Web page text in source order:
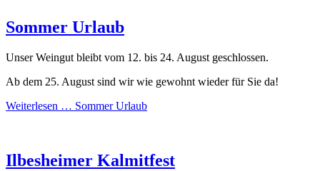
Sommer Urlaub
Unser Weingut bleibt vom 12. bis 24. August geschlossen.
Ab dem 25. August sind wir wie gewohnt wieder für Sie da!
Weiterlesen … Sommer Urlaub
Ilbesheimer Kalmitfest